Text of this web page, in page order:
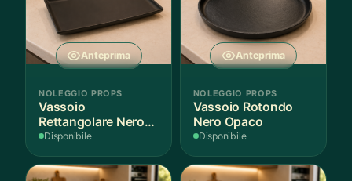
Anteprima
NOLEGGIO PROPS
Vassoio
Rettangolare Nero
Opaco
Disponibile
Anteprima
NOLEGGIO PROPS
Vassoio Rotondo
Nero Opaco
Disponibile